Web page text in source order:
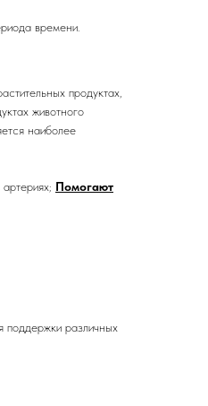
времени.
продуктах,
животного
наиболее
Помогают
поддержки различных